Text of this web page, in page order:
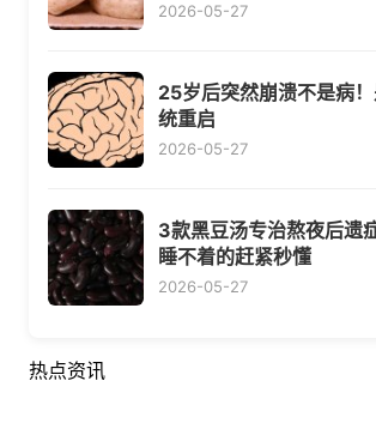
2026-05-27
25岁后突然崩溃不是病
统重启
2026-05-27
3款黑豆汤专治熬夜后遗
睡不着的赶紧秒懂
2026-05-27
热点资讯